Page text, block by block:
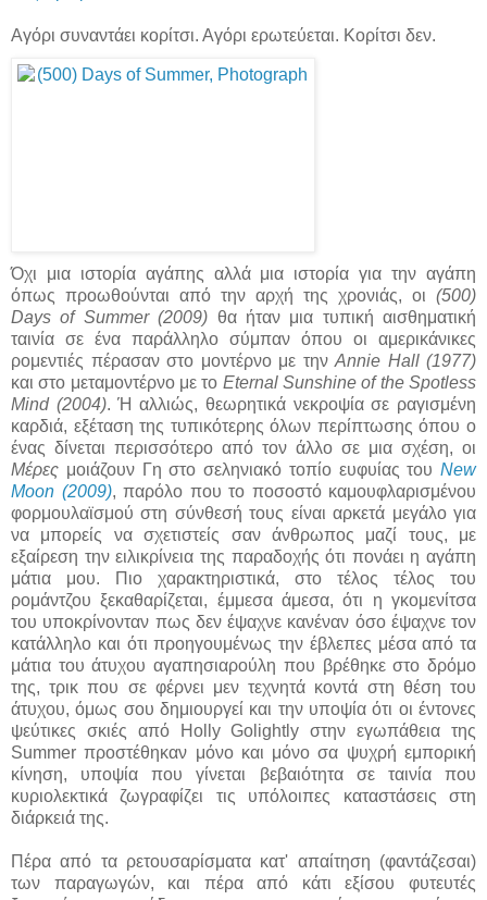
Αγόρι συναντάει κορίτσι. Αγόρι ερωτεύεται. Κορίτσι δεν.
Όχι μια ιστορία αγάπης αλλά μια ιστορία για την αγάπη
όπως προωθούνται από την αρχή της χρονιάς, οι (500)
Days of Summer (2009) θα ήταν μια τυπική αισθηματική
ταινία σε ένα παράλληλο σύμπαν όπου οι αμερικάνικες
ρομεντιές πέρασαν στο μοντέρνο με την Annie Hall (1977)
και στο μεταμοντέρνο με το Eternal Sunshine of the Spotless
Mind (2004). Ή αλλιώς, θεωρητικά νεκροψία σε ραγισμένη
καρδιά, εξέταση της τυπικότερης όλων περίπτωσης όπου ο
ένας δίνεται περισσότερο από τον άλλο σε μια σχέση, οι
Μέρες μοιάζουν Γη στο σεληνιακό τοπίο ευφυίας του New
Moon (2009), παρόλο που το ποσοστό καμουφλαρισμένου
φορμουλαϊσμού στη σύνθεσή τους είναι αρκετά μεγάλο για
να μπορείς να σχετιστείς σαν άνθρωπος μαζί τους, με
εξαίρεση την ειλικρίνεια της παραδοχής ότι πονάει η αγάπη
μάτια μου. Πιο χαρακτηριστικά, στο τέλος τέλος του
ρομάντζου ξεκαθαρίζεται, έμμεσα άμεσα, ότι η γκομενίτσα
του υποκρίνονταν πως δεν έψαχνε κανέναν όσο έψαχνε τον
κατάλληλο και ότι προηγουμένως την έβλεπες μέσα από τα
μάτια του άτυχου αγαπησιαρούλη που βρέθηκε στο δρόμο
της, τρικ που σε φέρνει μεν τεχνητά κοντά στη θέση του
άτυχου, όμως σου δημιουργεί και την υποψία ότι οι έντονες
ψεύτικες σκιές από Holly Golightly στην εγωπάθεια της
Summer προστέθηκαν μόνο και μόνο σα ψυχρή εμπορική
κίνηση, υποψία που γίνεται βεβαιότητα σε ταινία που
κυριολεκτικά ζωγραφίζει τις υπόλοιπες καταστάσεις στη
διάρκειά της.
Πέρα από τα ρετουσαρίσματα κατ' απαίτηση (φαντάζεσαι)
των παραγωγών, και πέρα από κάτι εξίσου φυτευτές